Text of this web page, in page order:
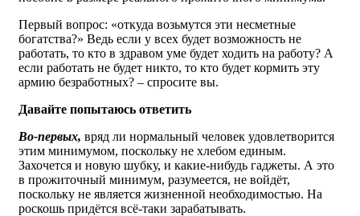
Первый вопрос: «откуда возьмутся эти несметные
богатства?» Ведь если у всех будет возможность не
работать, то кто в здравом уме будет ходить на работу? А
если работать не будет никто, то кто будет кормить эту
армию безработных? – спросите вы.
Давайте попытаюсь ответить
Во-первых, вряд ли нормальный человек удовлетворится
этим минимумом, поскольку не хлебом единым.
Захочется и новую шубку, и какие-нибудь гаджеты. А это
в прожиточный минимум, разумеется, не войдёт,
поскольку не является жизненной необходимостью. На
роскошь придётся всё-таки зарабатывать.